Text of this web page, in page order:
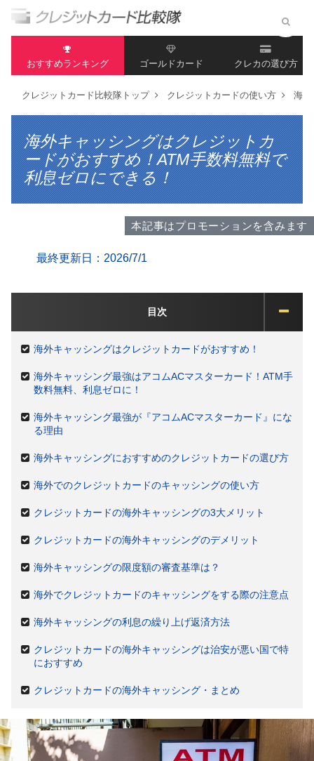
おすすめランキング ゴールドカード クレカの選び方
クレジットカード比較隊トップ クレジットカードの使い方 海外
海外キャッシングはクレジットカ
ードがおすすめ！ATM手数料無料で
利息ゼロにできる！
本記事はプロモーションを含みます
最終更新日：2026/7/1
目次
海外キャッシングはクレジットカードがおすすめ！
海外キャッシング最強はアコムACマスターカード！ATM手
数料無料、利息ゼロに！
海外キャッシング最強が『アコムACマスターカード』にな
る理由
海外キャッシングにおすすめのクレジットカードの選び方
海外でのクレジットカードのキャッシングの使い方
クレジットカードの海外キャッシングの3大メリット
クレジットカードの海外キャッシングのデメリット
海外キャッシングの限度額の審査基準は？
海外でクレジットカードのキャッシングをする際の注意点
海外キャッシングの利息の繰り上げ返済方法
クレジットカードの海外キャッシングは治安が悪い国で特
におすすめ
クレジットカードの海外キャッシング・まとめ